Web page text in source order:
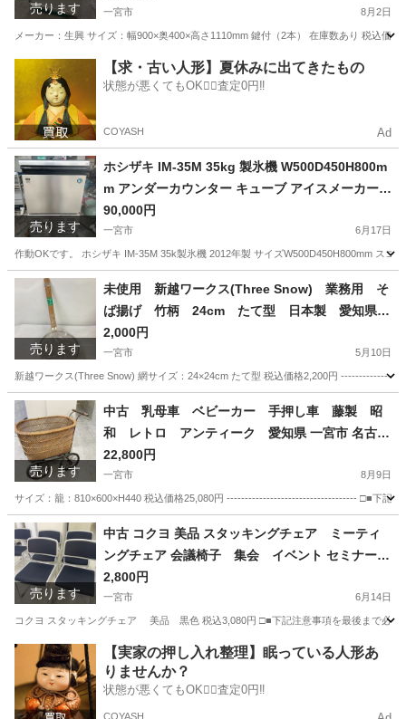
売ります
110mm 愛知 一宮市 江南市 稲沢市 岩倉
市 名古屋 岐阜 各務ヶ原 羽島 三重 グッ
ドプライス一宮
一宮市 8月2日
メーカー：生興 サイズ：幅900×奥400×高さ1110mm 鍵付（2本） 在庫数あり 税込
オフィス用家具 書庫
【求・古い人形】夏休みに出てきたもの
状態が悪くてもOK🙆‍♀️査定0円‼️
COYASH Ad
売ります
ホシザキ IM-35M 35kg 製氷機 W500D450H800m
m アンダーカウンター キューブ アイスメーカー
愛知県 一宮市 名古屋 稲沢 江南 岩倉 岐阜 羽島 各
務ヶ原 三重 愛知 グッドプライス一宮
90,000円
一宮市 6月17日
作動OKです。 ホシザキ IM-35M 35k製氷機 2012年製 サイズW500D450H800mm ス
愛知 一宮市 その他
売ります
未使用 新越ワークス(Three Snow) 業務用 そ
ば揚げ 竹柄 24cm たて型 日本製 愛知県
一宮市 名古屋 稲沢 江南 岩倉 岐阜 羽島 各務ヶ原
三重 愛知 グッドプライス一宮
2,000円
一宮市 5月10日
新越ワークス(Three Snow) 網サイズ：24×24cm たて型 税込価格2,200円
愛知 一宮市 調理器具 ワークス
売ります
中古 乳母車 ベビーカー 手押し車 藤製 昭
和 レトロ アンティーク 愛知県 一宮市 名古屋
稲沢 江南 岩倉 岐阜 羽島 各務ヶ原 三重 愛知 グッ
ドプライス一宮
22,800円
一宮市 8月9日
サイズ：籠：810×600×H440 税込価格25,080円 ------------------------------------ □■下記
愛知 一宮市 その他 乳母車
売ります
中古 コクヨ 美品 スタッキングチェア ミーティ
ングチェア 会議椅子 集会 イベント セミナー
愛知県 一宮市 名古屋 稲沢 江南 岩倉 岐阜 羽島 各
務ヶ原 三重 愛知 グッドプライス一宮
2,800円
一宮市 6月14日
コクヨ スタッキングチェア 美品 黒色 税込3,080円 □■下記注意事項を最後まで必ず
愛知 一宮市 オフィス用家具 スタッキングチェア
【実家の押し入れ整理】眠っている人形あ
りませんか？
状態が悪くてもOK🙆‍♀️査定0円‼️
COYASH